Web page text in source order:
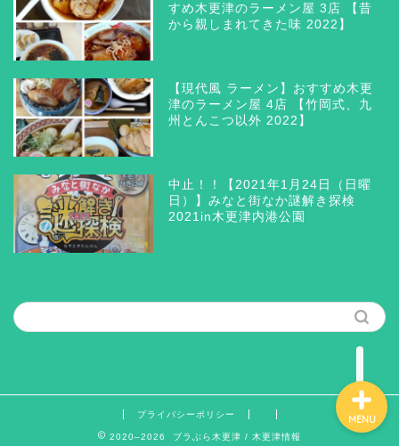
すめ木更津のラーメン屋 3店 【昔
から親しまれてきた味 2022】
【現代風 ラーメン】おすすめ木更
津のラーメン屋 4店 【竹岡式、九
州とんこつ以外 2022】
中止！！【2021年1月24日（日曜
日）】みなと街なか謎解き探検
2021in木更津内港公園
プライバシーポリシー
2020–2026 ブラぶら木更津 / 木更津情報
MENU
三井アウトレットパーク木
更津
ラーメン つけ麺 まぜそ